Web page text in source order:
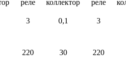
реле
коллектор
реле
3 0,1 3
220 30 220